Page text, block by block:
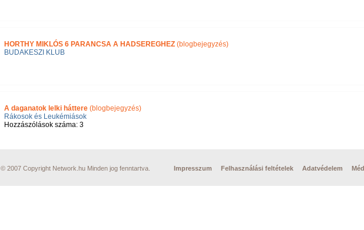
HORTHY MIKLÓS 6 PARANCSA A HADSEREGHEZ(blogbejegyzés)
BUDAKESZI KLUB
A daganatok lelki háttere(blogbejegyzés)
Rákosok és Leukémiások
Hozzászólások száma: 3
© 2007 Copyright Network.hu Minden jog fenntartva. Impresszum Felhasználási feltételek Adatvédelem